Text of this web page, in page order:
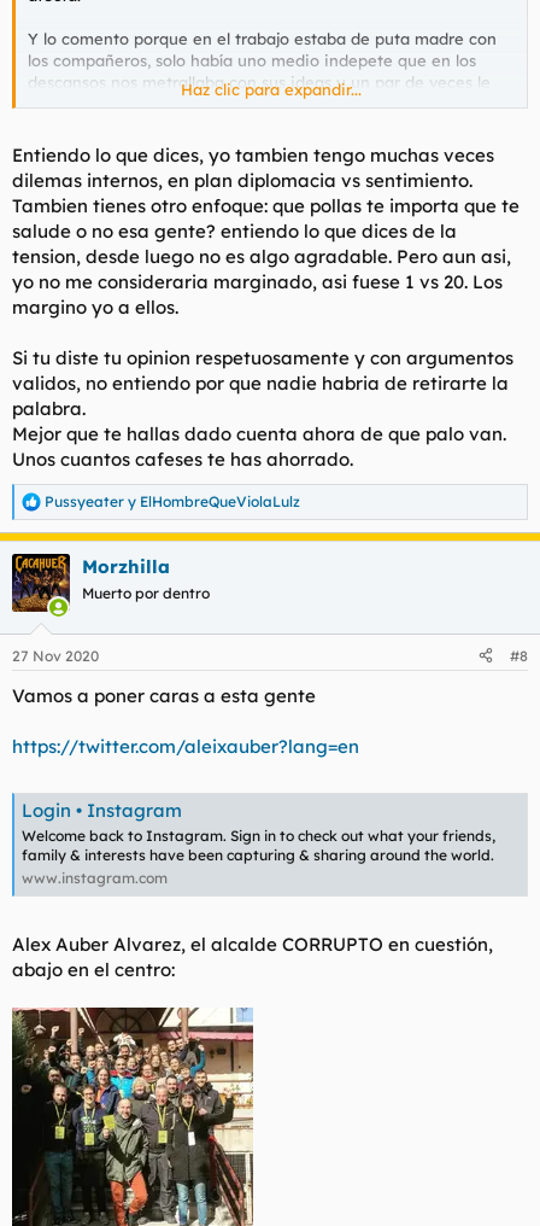
Y lo comento porque en el trabajo estaba de puta madre con
los compañeros, solo había uno medio indepete que en los
descansos nos metrallaba con sus ideas y un par de veces le
repliqué y desde entonces soy el facha y se han formado
siento mejor conmigo mismo, pero en el curro hay una tensión
que antes no existía.
La libertad de decir lo que piensas sin que eso implique
sentirse marginado, es lo que hemos perdido, si es que alguna
vez lo hemos tenido.
Haz clic para expandir...
Entiendo lo que dices, yo tambien tengo muchas veces
dilemas internos, en plan diplomacia vs sentimiento.
Tambien tienes otro enfoque: que pollas te importa que te
salude o no esa gente? entiendo lo que dices de la
tension, desde luego no es algo agradable. Pero aun asi,
yo no me consideraria marginado, asi fuese 1 vs 20. Los
margino yo a ellos.
Si tu diste tu opinion respetuosamente y con argumentos
validos, no entiendo por que nadie habria de retirarte la
palabra.
Mejor que te hallas dado cuenta ahora de que palo van.
Unos cuantos cafeses te has ahorrado.
R
e
a
c
c
i
e
:
Pussyeater y ElHombreQueViolaLulz
Morzhilla
Muerto por dentro
27 Nov 2020 #8
Vamos a poner caras a esta gente
https://twitter.com/aleixauber?lang=en
Login • Instagram
Welcome back to Instagram. Sign in to check out what your friends,
family & interests have been capturing & sharing around the world.
www.instagram.com
Alex Auber Alvarez, el alcalde CORRUPTO en cuestión,
abajo en el centro: